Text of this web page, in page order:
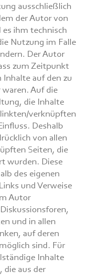
ausschließlich
der Autor von
ihm technisch
Nutzung im Falle
Der Autor
zum Zeitpunkt
Inhalte auf den zu
waren. Auf die
die Inhalte
verknüpften
Deshalb
von allen
Seiten, die
wurden. Diese
des eigenen
und Verweise
Autor
und in allen
auf deren
sind. Für
Inhalte
die aus der